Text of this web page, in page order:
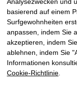
basierend auf einem
Surfgewohnheiten
anpassen, indem Sie
akzeptieren, indem
ablehnen, indem Sie
Informationen
Cookie-Richtlinie